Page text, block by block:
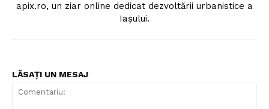
apix.ro, un ziar online dedicat dezvoltării urbanistice a
Iașului.
LĂSAȚI UN MESAJ